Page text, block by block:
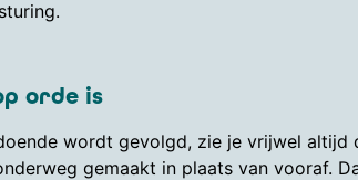
orde is
wordt gevolgd, zie je vrijwel
gemaakt in plaats van vooraf.